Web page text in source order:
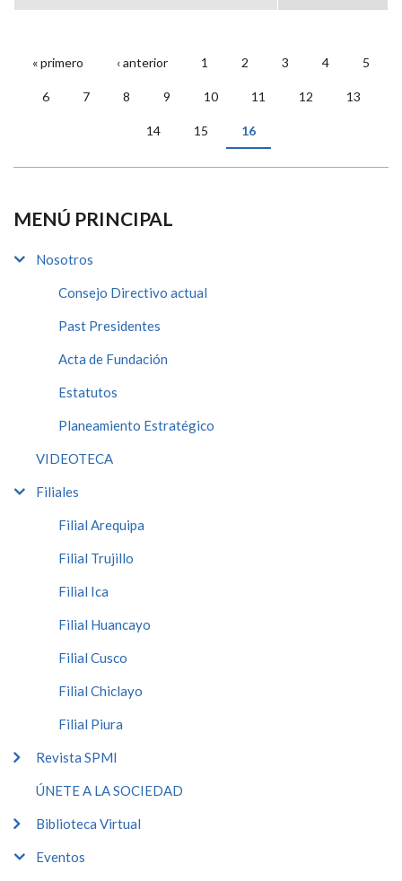
PÁGINAS
« primero ‹ anterior 1 2 3 4 5
6 7 8 9 10 11 12 13
14 15 16
MENÚ PRINCIPAL
Nosotros
Consejo Directivo actual
Past Presidentes
Acta de Fundación
Estatutos
Planeamiento Estratégico
VIDEOTECA
Filiales
Filial Arequipa
Filial Trujillo
Filial Ica
Filial Huancayo
Filial Cusco
Filial Chiclayo
Filial Piura
Revista SPMI
ÚNETE A LA SOCIEDAD
Biblioteca Virtual
Eventos